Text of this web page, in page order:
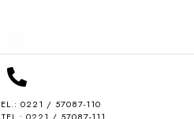
0221 / 57087-110
TEL.: 0221 / 57087-111